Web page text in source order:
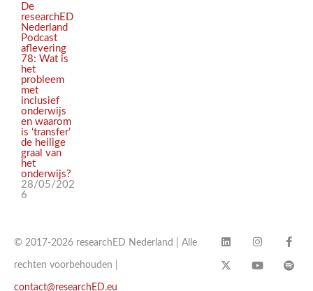
De
researchED
Nederland
Podcast
aflevering
78: Wat is
het
probleem
met
inclusief
onderwijs
en waarom
is ‘transfer’
de heilige
graal van
het
onderwijs?
28/05/202
6
© 2017-2026 researchED Nederland | Alle
rechten voorbehouden |
contact@researchED.eu